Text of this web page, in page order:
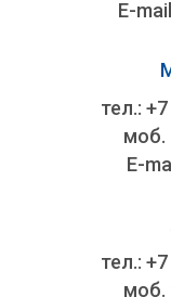
E-
тел.:
моб.
E-
тел.:
моб.